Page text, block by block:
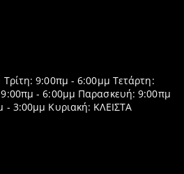
9:00πμ - 6:00μμ Τετάρτη:
- 6:00μμ Παρασκευή: 9:00πμ
3:00μμ Κυριακή: ΚΛΕΙΣΤΑ